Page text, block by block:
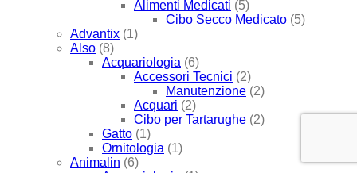
Alimenti Medicati (5)
Cibo Secco Medicato (5)
Advantix (1)
Also (8)
Acquariologia (6)
Accessori Tecnici (2)
Manutenzione (2)
Acquari (2)
Cibo per Tartarughe (2)
Gatto (1)
Ornitologia (1)
Animalin (6)